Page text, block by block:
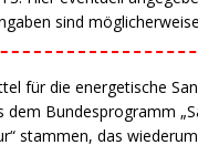
sind
für die energetische
Bundesprogramm
stammen, das